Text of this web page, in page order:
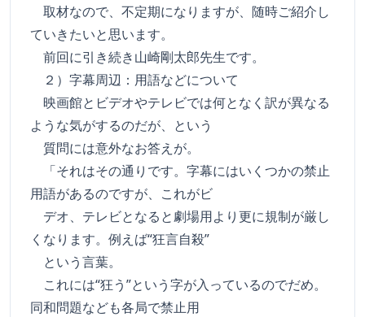
取材なので、不定期になりますが、随時ご紹介し
ていきたいと思います。
前回に引き続き山崎剛太郎先生です。
２）字幕周辺：用語などについて
映画館とビデオやテレビでは何となく訳が異なる
ような気がするのだが、という
質問には意外なお答えが。
「それはその通りです。字幕にはいくつかの禁止
用語があるのですが、これがビ
デオ、テレビとなると劇場用より更に規制が厳し
くなります。例えば“狂言自殺”
という言葉。
これには“狂う”という字が入っているのでだめ。
同和問題なども各局で禁止用